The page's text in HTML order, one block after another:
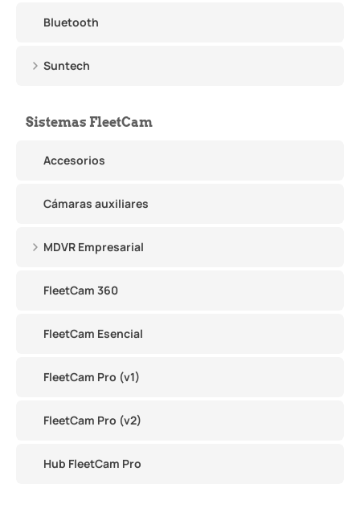
Bluetooth
Suntech
Sistemas FleetCam
Accesorios
Cámaras auxiliares
MDVR Empresarial
FleetCam 360
FleetCam Esencial
FleetCam Pro (v1)
FleetCam Pro (v2)
Hub FleetCam Pro